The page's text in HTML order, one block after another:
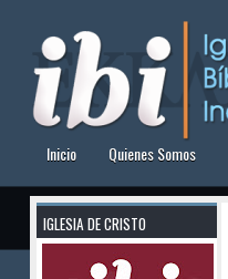
Inicio Quienes Somos
IGLESIA DE CRISTO